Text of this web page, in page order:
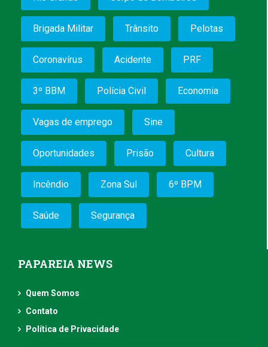
Brigada Militar Trânsito Pelotas
Coronavírus Acidente PRF
3º BBM Polícia Civil Economia
Vagas de emprego Sine
Oportunidades Prisão Cultura
Incêndio Zona Sul 6º BPM
Saúde Segurança
PAPAREIA NEWS
Quem Somos
Contato
Política de Privacidade